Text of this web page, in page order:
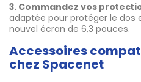
3. Commandez vos
adaptée pour protéger le dos
nouvel écran de 6,3 pouces.
Accessoires
chez Spacenet